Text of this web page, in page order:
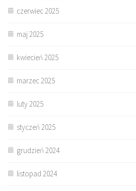
czerwiec 2025
maj 2025
kwiecień 2025
marzec 2025
luty 2025
styczeń 2025
grudzień 2024
listopad 2024